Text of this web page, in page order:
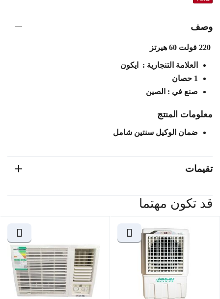
وصف
العلامة التنجارية : ايكون
1 حصان
صنع في : الصين
معلومات المنتج
ضمان الوكيل سنتين شامل
تقيمات
قد تكون مهتما